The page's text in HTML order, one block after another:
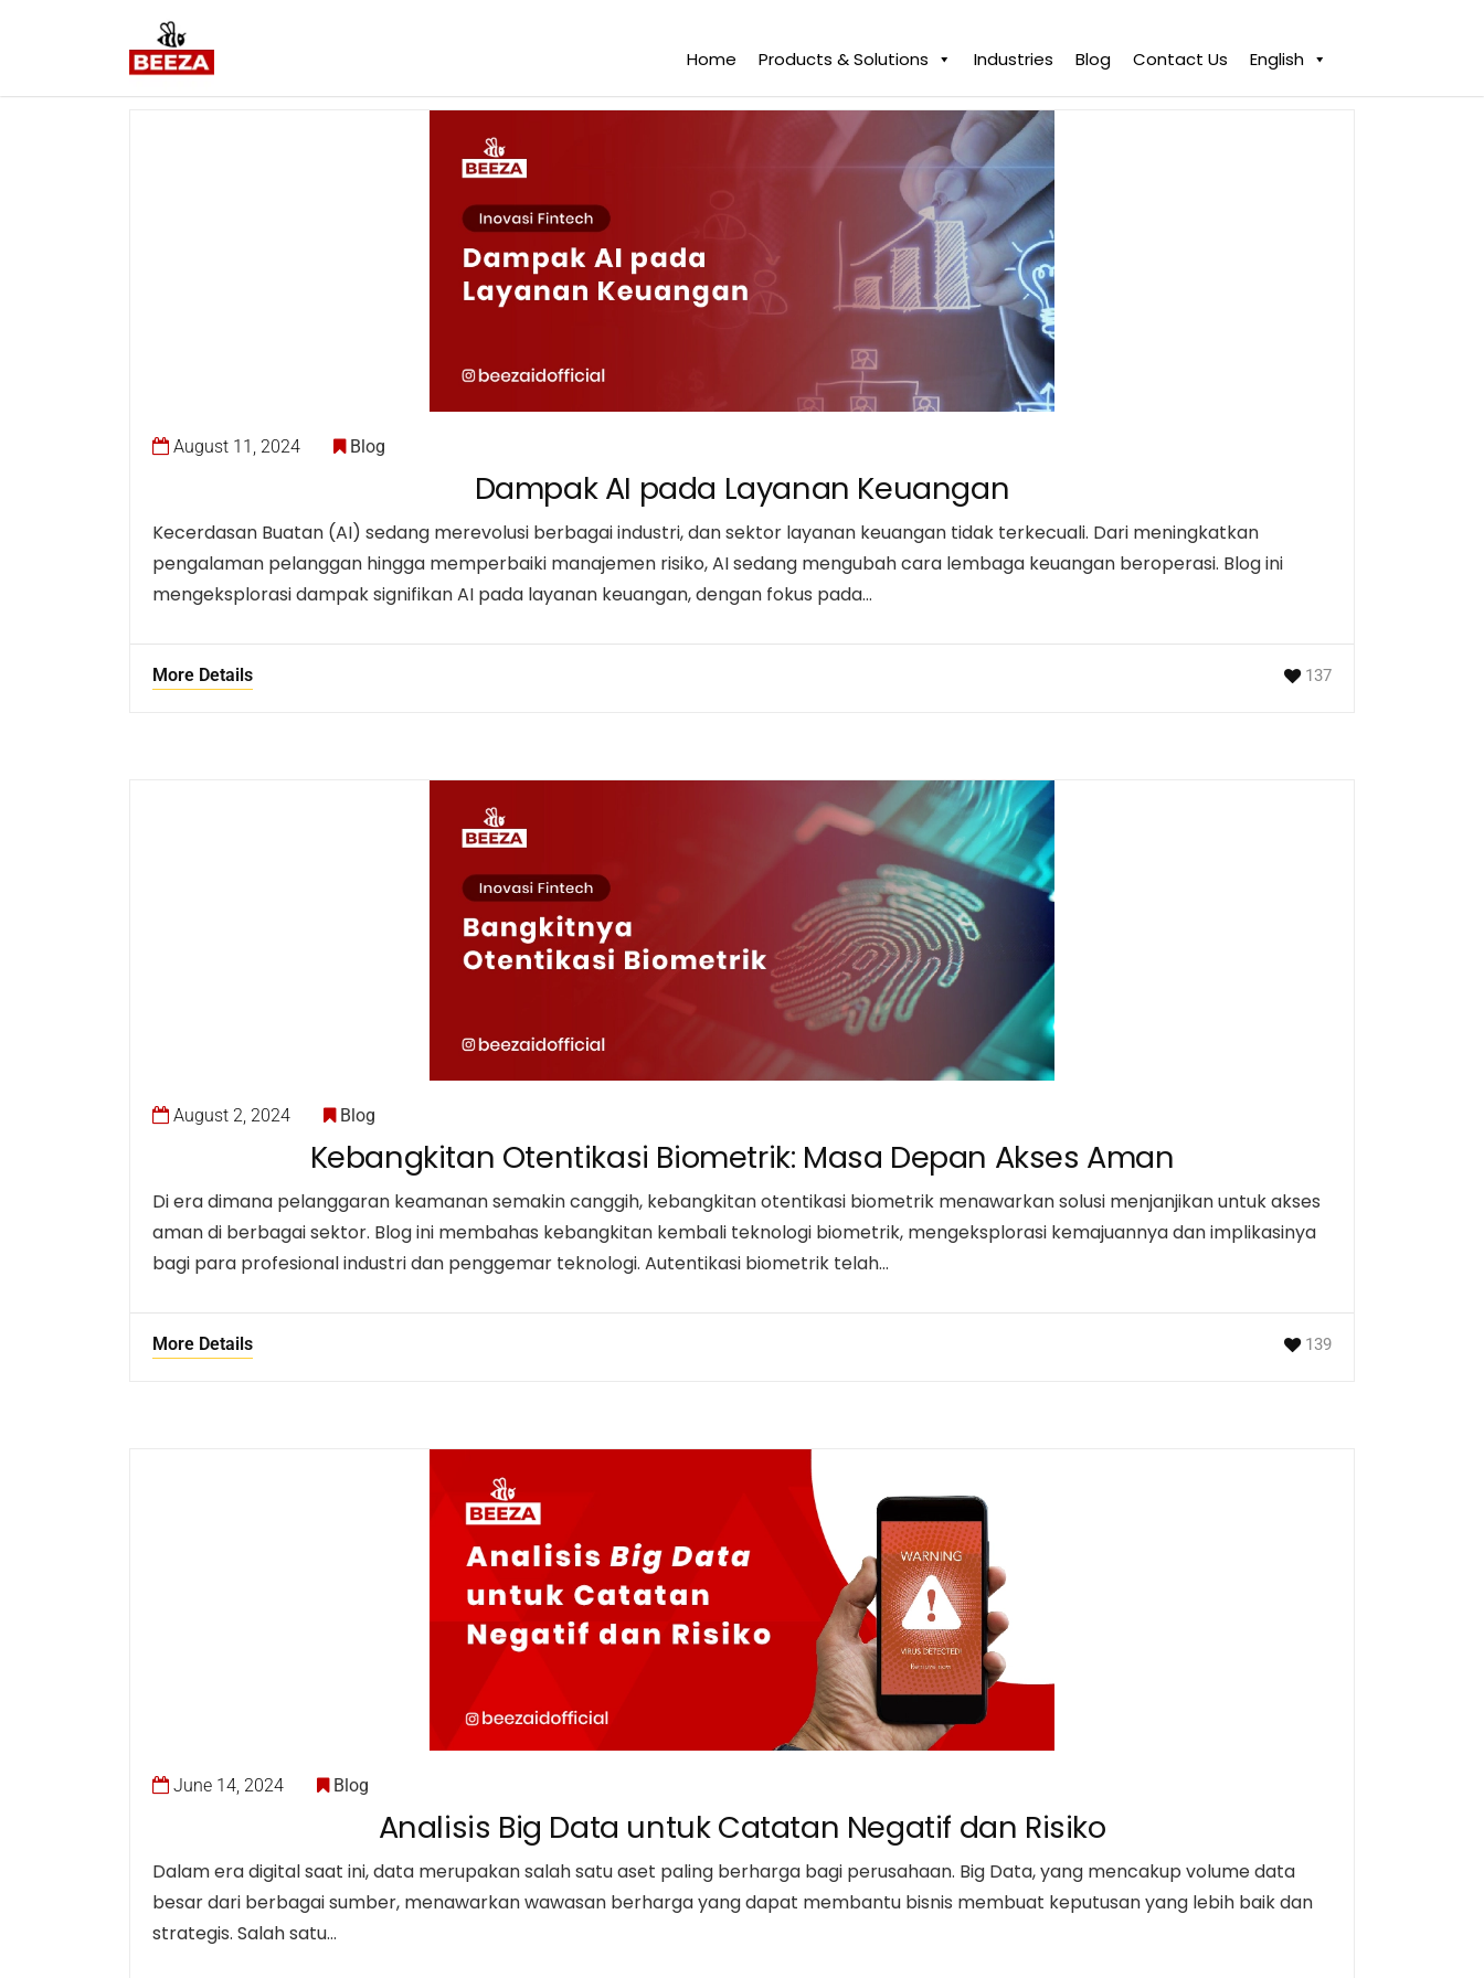
Home Products & Solutions Industries Blog Contact Us English
August 11, 2024 Blog
Dampak AI pada Layanan Keuangan
Kecerdasan Buatan (AI) sedang merevolusi berbagai industri, dan sektor layanan keuangan tidak terkecuali. Dari meningkatkan
pengalaman pelanggan hingga memperbaiki manajemen risiko, AI sedang mengubah cara lembaga keuangan beroperasi. Blog ini
mengeksplorasi dampak signifikan AI pada layanan keuangan, dengan fokus pada…
More Details 137
August 2, 2024 Blog
Kebangkitan Otentikasi Biometrik: Masa Depan Akses Aman
Di era dimana pelanggaran keamanan semakin canggih, kebangkitan otentikasi biometrik menawarkan solusi menjanjikan untuk akses
aman di berbagai sektor. Blog ini membahas kebangkitan kembali teknologi biometrik, mengeksplorasi kemajuannya dan implikasinya
bagi para profesional industri dan penggemar teknologi. Autentikasi biometrik telah…
More Details 139
June 14, 2024 Blog
Analisis Big Data untuk Catatan Negatif dan Risiko
Dalam era digital saat ini, data merupakan salah satu aset paling berharga bagi perusahaan. Big Data, yang mencakup volume data
besar dari berbagai sumber, menawarkan wawasan berharga yang dapat membantu bisnis membuat keputusan yang lebih baik dan
strategis. Salah satu…